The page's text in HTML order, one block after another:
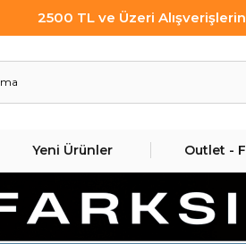
2500 TL ve Üzeri
Yeni Ürünler Outlet -